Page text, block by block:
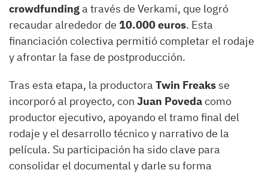
crowdfundinga través de Verkami, que logró
recaudar alrededor de 10.000 euros. Esta
financiación colectiva permitió completar el rodaje
y afrontar la fase de postproducción.
Tras esta etapa, la productora Twin Freaksse
incorporó al proyecto, con Juan Povedacomo
productor ejecutivo, apoyando el tramo final del
rodaje y el desarrollo técnico y narrativo de la
película. Su participación ha sido clave para
consolidar el documental y darle su forma